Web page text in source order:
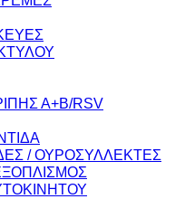
Α+Β/RSV
/ ΟΥΡΟΣΥΛΛΕΚΤΕΣ